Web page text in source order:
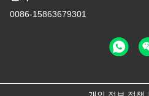
0086-15863679301